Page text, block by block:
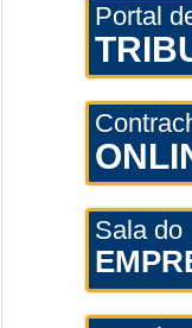
Portal
Sala do